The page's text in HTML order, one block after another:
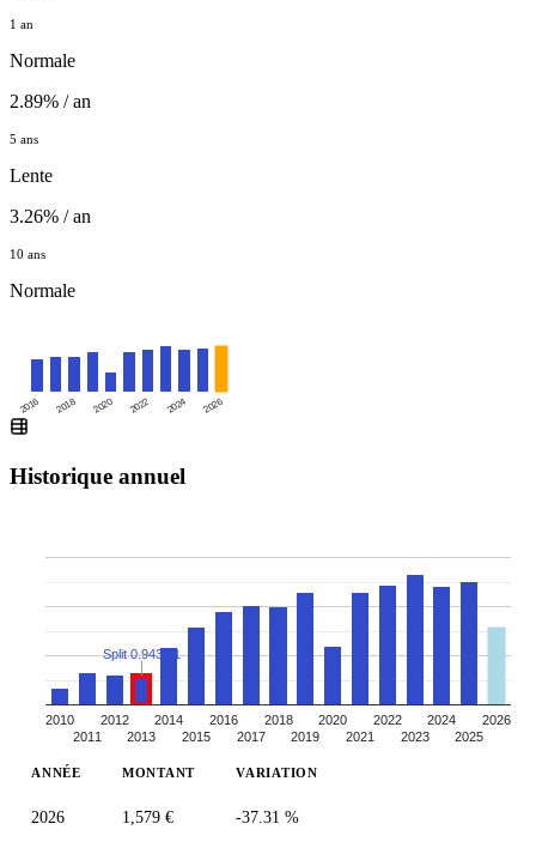
1 an
Normale
2.89% / an
5 ans
Lente
3.26% / an
10 ans
Normale
2016 2018 2020 2022 2024 2026
Historique annuel
2010
2011
2012
2013
2014
2015
2016
2017
2018
2019
2020
2021
2022
2023
2024
2025
2026
Split 0.9438:1
ANNÉE MONTANT VARIATION
2026 1,579 € -37.31 %